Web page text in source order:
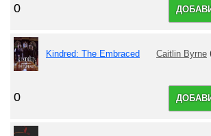
0
Kindred: The Embraced Caitlin Byrne
0